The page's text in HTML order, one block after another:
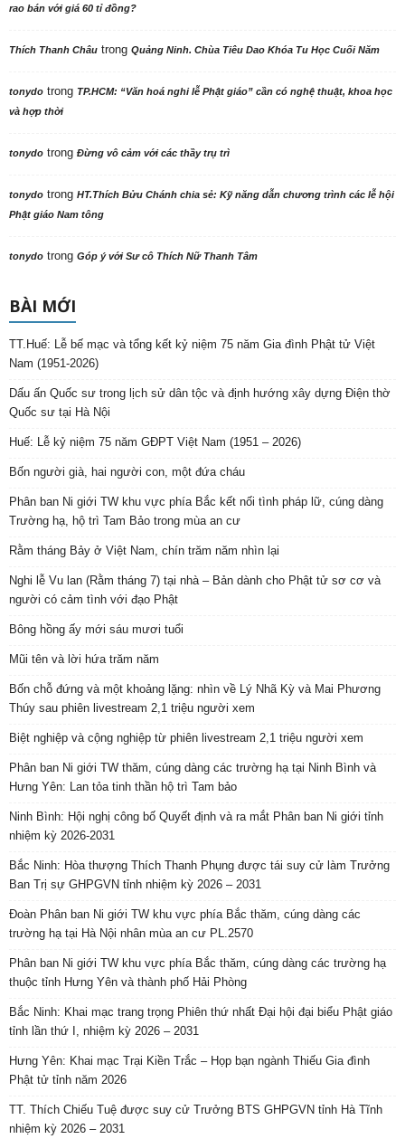
rao bán với giá 60 tỉ đồng?
Thích Thanh Châu trong Quảng Ninh. Chùa Tiêu Dao Khóa Tu Học Cuối Năm
tonydo trong TP.HCM: “Văn hoá nghi lễ Phật giáo” cần có nghệ thuật, khoa học
và hợp thời
tonydo trong Đừng vô cảm với các thầy trụ trì
tonydo trong HT.Thích Bửu Chánh chia sẻ: Kỹ năng dẫn chương trình các lễ hội
Phật giáo Nam tông
tonydo trong Góp ý với Sư cô Thích Nữ Thanh Tâm
BÀI MỚI
TT.Huế: Lễ bế mạc và tổng kết kỷ niệm 75 năm Gia đình Phật tử Việt
Nam (1951-2026)
Dấu ấn Quốc sư trong lịch sử dân tộc và định hướng xây dựng Điện thờ
Quốc sư tại Hà Nội
Huế: Lễ kỷ niệm 75 năm GĐPT Việt Nam (1951 – 2026)
Bốn người già, hai người con, một đứa cháu
Phân ban Ni giới TW khu vực phía Bắc kết nối tình pháp lữ, cúng dàng
Trường hạ, hộ trì Tam Bảo trong mùa an cư
Rằm tháng Bảy ở Việt Nam, chín trăm năm nhìn lại
Nghi lễ Vu lan (Rằm tháng 7) tại nhà – Bản dành cho Phật tử sơ cơ và
người có cảm tình với đạo Phật
Bông hồng ấy mới sáu mươi tuổi
Mũi tên và lời hứa trăm năm
Bốn chỗ đứng và một khoảng lặng: nhìn về Lý Nhã Kỳ và Mai Phương
Thúy sau phiên livestream 2,1 triệu người xem
Biệt nghiệp và cộng nghiệp từ phiên livestream 2,1 triệu người xem
Phân ban Ni giới TW thăm, cúng dàng các trường hạ tại Ninh Bình và
Hưng Yên: Lan tỏa tinh thần hộ trì Tam bảo
Ninh Bình: Hội nghị công bố Quyết định và ra mắt Phân ban Ni giới tỉnh
nhiệm kỳ 2026-2031
Bắc Ninh: Hòa thượng Thích Thanh Phụng được tái suy cử làm Trưởng
Ban Trị sự GHPGVN tỉnh nhiệm kỳ 2026 – 2031
Đoàn Phân ban Ni giới TW khu vực phía Bắc thăm, cúng dàng các
trường hạ tại Hà Nội nhân mùa an cư PL.2570
Phân ban Ni giới TW khu vực phía Bắc thăm, cúng dàng các trường hạ
thuộc tỉnh Hưng Yên và thành phố Hải Phòng
Bắc Ninh: Khai mạc trang trọng Phiên thứ nhất Đại hội đại biểu Phật giáo
tỉnh lần thứ I, nhiệm kỳ 2026 – 2031
Hưng Yên: Khai mạc Trại Kiền Trắc – Họp bạn ngành Thiếu Gia đình
Phật tử tỉnh năm 2026
TT. Thích Chiếu Tuệ được suy cử Trưởng BTS GHPGVN tỉnh Hà Tĩnh
nhiệm kỳ 2026 – 2031